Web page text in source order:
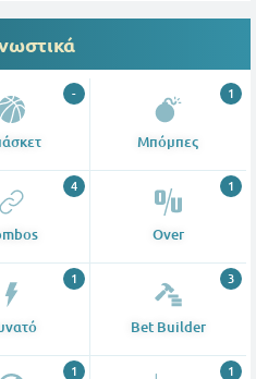
-
Μπόμπες
1
4
Over
1
1
Bet Builder
3
1 1